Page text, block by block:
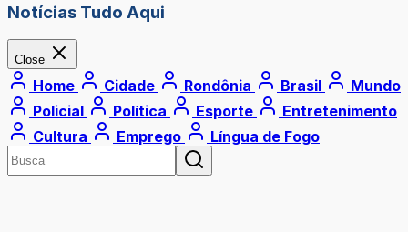
Notícias Tudo Aqui
Close
Home Cidade Rondônia Brasil
Mundo
Policial
Política Esporte
Entretenimento
Cultura
Emprego Língua de Fogo